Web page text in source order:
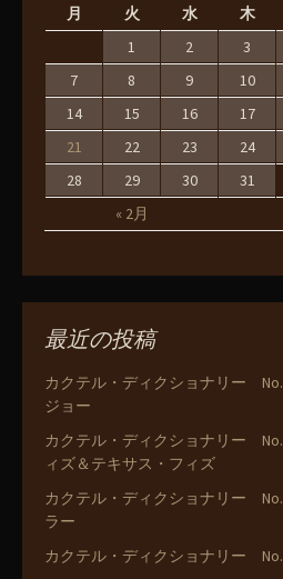
月
火 水 木
« 2月
1 2 3
7
8 9 10
14
15 16 17
21
22 23 24
28
29 30 31
最近の投稿
カクテル・ディクショナリー
ジョー
カクテル・ディクショナリー
ィズ＆テキサス・フィズ
カクテル・ディクショナリー
ラー
カクテル・ディクショナリー